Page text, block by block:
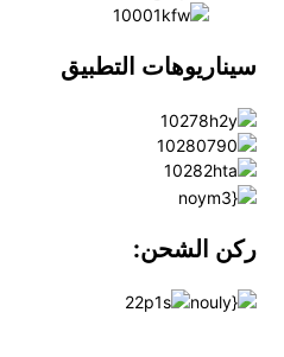
سيناريوهات التطبيق
ركن الشحن: